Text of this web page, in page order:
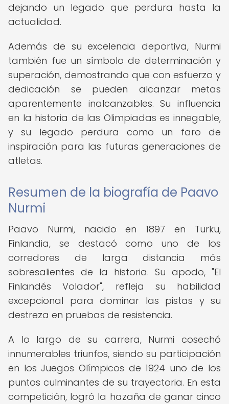
dejando un legado que perdura hasta la
actualidad.
Además de su excelencia deportiva, Nurmi
también fue un símbolo de determinación y
superación, demostrando que con esfuerzo y
dedicación se pueden alcanzar metas
aparentemente inalcanzables. Su influencia
en la historia de las Olimpiadas es innegable,
y su legado perdura como un faro de
inspiración para las futuras generaciones de
atletas.
Resumen de la biografía de Paavo
Nurmi
Paavo Nurmi, nacido en 1897 en Turku,
Finlandia, se destacó como uno de los
corredores de larga distancia más
sobresalientes de la historia. Su apodo, "El
Finlandés Volador", refleja su habilidad
excepcional para dominar las pistas y su
destreza en pruebas de resistencia.
A lo largo de su carrera, Nurmi cosechó
innumerables triunfos, siendo su participación
en los Juegos Olímpicos de 1924 uno de los
puntos culminantes de su trayectoria. En esta
competición, logró la hazaña de ganar cinco